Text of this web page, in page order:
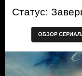
Статус:
ОБЗОР